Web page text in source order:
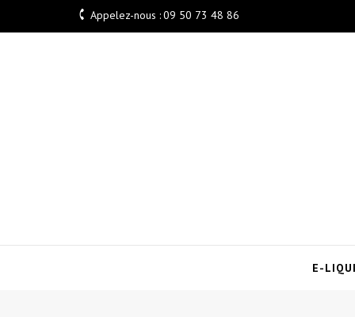
 Appelez-nous :09 50 73 48 86
E-